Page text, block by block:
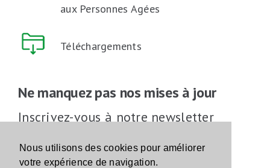
Nous utilisons des cookies pour améliorer
votre expérience de navigation.
aux Personnes Agées
Téléchargements
Ne manquez pas nos mises à jour
Inscrivez-vous à notre newsletter
Inscrivez-vous